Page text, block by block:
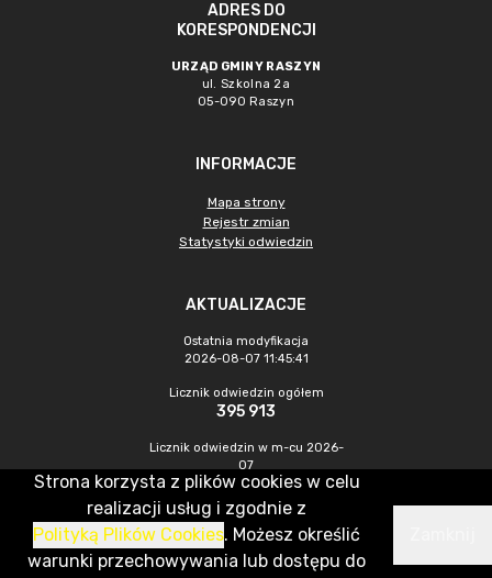
ADRES DO
KORESPONDENCJI
URZĄD GMINY RASZYN
ul. Szkolna 2a
05-090 Raszyn
INFORMACJE
Mapa strony
Rejestr zmian
Statystyki odwiedzin
AKTUALIZACJE
Ostatnia modyfikacja
2026-08-07 11:45:41
Licznik odwiedzin ogółem
395 913
Licznik odwiedzin w m-cu 2026-
07
1 224
CMS & Hosting: Nefeni Sp. z o.o.
Strona korzysta z plików cookies w celu
realizacji usług i zgodnie z
Polityką Plików Cookies. Możesz określić
warunki przechowywania lub dostępu do